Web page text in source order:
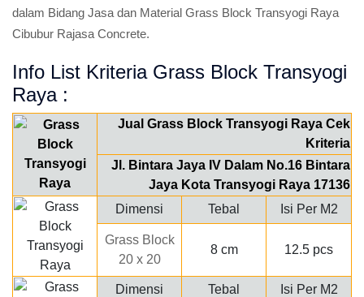
dalam Bidang Jasa dan Material Grass Block Transyogi Raya
Cibubur Rajasa Concrete.
Info List Kriteria Grass Block Transyogi
Raya :
Jual Grass Block Transyogi Raya Cek
Kriteria
Jl. Bintara Jaya IV Dalam No.16 Bintara
Jaya Kota Transyogi Raya 17136
Dimensi
Tebal Isi Per M2
Grass Block
20 x 20
8 cm 12.5 pcs
Dimensi Tebal Isi Per M2